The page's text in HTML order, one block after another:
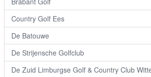
Country Golf Ees
De Batouwe
De Strijensche Golfclub
De Zuid Limburgse Golf & Country Club